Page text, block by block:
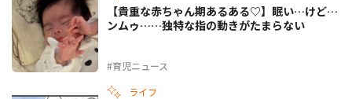
#育児ニュース
【貴重な赤ちゃん期あるある♡】眠い…けど…
ンムゥ……独特な指の動きがたまらない
ライフ